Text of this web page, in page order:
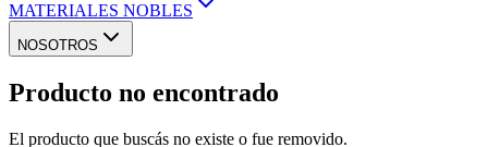
MATERIALES NOBLES
NOSOTROS
Producto no encontrado
El producto que buscás no existe o fue removido.